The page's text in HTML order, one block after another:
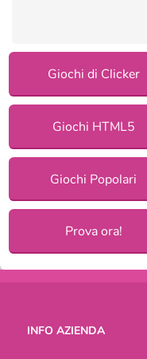
Giochi di Clicker
Giochi HTML5
Giochi Popolari
Prova ora!
INFO AZIENDA